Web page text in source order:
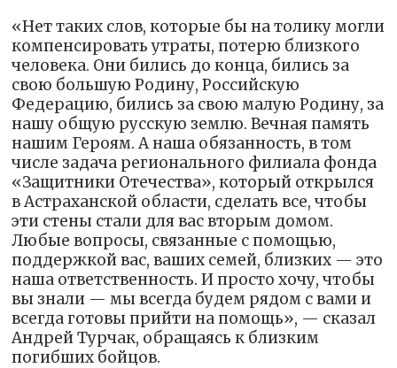
«Нет таких слов, которые бы на толику могли
компенсировать утраты, потерю близкого
человека. Они бились до конца, бились за
свою большую Родину, Российскую
Федерацию, бились за свою малую Родину, за
нашу общую русскую землю. Вечная память
нашим Героям. А наша обязанность, в том
числе задача регионального филиала фонда
«Защитники Отечества», который открылся
в Астраханской области, сделать все, чтобы
эти стены стали для вас вторым домом.
Любые вопросы, связанные с помощью,
поддержкой вас, ваших семей, близких — это
наша ответственность. И просто хочу, чтобы
вы знали — мы всегда будем рядом с вами и
всегда готовы прийти на помощь», — сказал
Андрей Турчак, обращаясь к близким
погибших бойцов.